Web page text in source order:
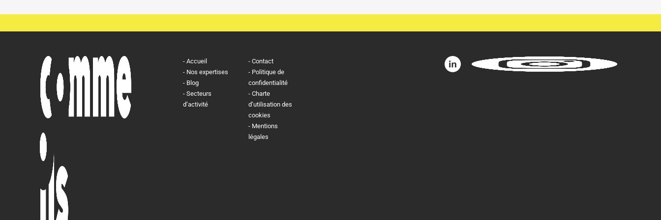
Accueil
Nos expertises
Blog
Secteurs
d’activité
Contact
Politique de
confidentialité
Charte
d’utilisation des
cookies
Mentions
légales